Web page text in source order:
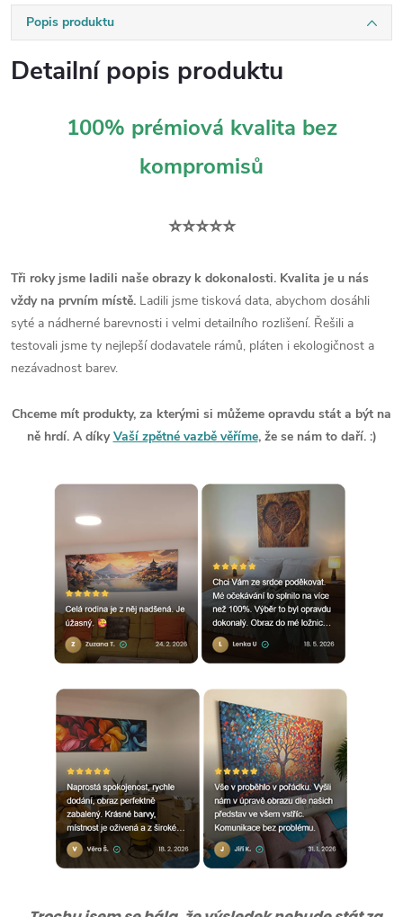
Popis produktu
Detailní popis produktu
100% prémiová kvalita bez
kompromisů
⭐⭐⭐⭐⭐
Tři roky jsme ladili naše obrazy k dokonalosti. Kvalita je u nás
vždy na prvním místě. Ladili jsme tisková data, abychom dosáhli
syté a nádherné barevnosti i velmi detailního rozlišení. Řešili a
testovali jsme ty nejlepší dodavatele rámů, pláten i ekologičnost a
nezávadnost barev.
Chceme mít produkty, za kterými si můžeme opravdu stát a být na
ně hrdí. A díkyVaší zpětné vazbě věříme, že se nám to daří. :)